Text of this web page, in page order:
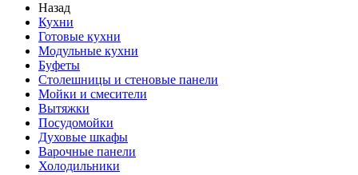
Назад
Кухни
Готовые кухни
Модульные кухни
Буфеты
Столешницы и стеновые панели
Мойки и смесители
Вытяжки
Посудомойки
Духовые шкафы
Варочные панели
Холодильники